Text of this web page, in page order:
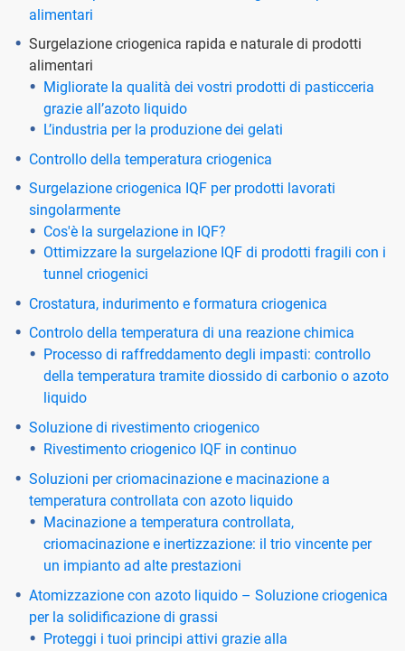
alimentari
Surgelazione criogenica rapida e naturale di prodotti
alimentari
Migliorate la qualità dei vostri prodotti di pasticceria
grazie all’azoto liquido
L’industria per la produzione dei gelati
Controllo della temperatura criogenica
Surgelazione criogenica IQF per prodotti lavorati
singolarmente
Cos'è la surgelazione in IQF?
Ottimizzare la surgelazione IQF di prodotti fragili con i
tunnel criogenici
Crostatura, indurimento e formatura criogenica
Controlo della temperatura di una reazione chimica
Processo di raffreddamento degli impasti: controllo
della temperatura tramite diossido di carbonio o azoto
liquido
Soluzione di rivestimento criogenico
Rivestimento criogenico IQF in continuo
Soluzioni per criomacinazione e macinazione a
temperatura controllata con azoto liquido
Macinazione a temperatura controllata,
criomacinazione e inertizzazione: il trio vincente per
un impianto ad alte prestazioni
Atomizzazione con azoto liquido – Soluzione criogenica
per la solidificazione di grassi
Proteggi i tuoi principi attivi grazie alla